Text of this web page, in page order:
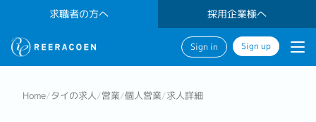
求職者の方へ 採用企業様へ
Sign in Sign up
Home/タイの求人/営業/個人営業/求人詳細